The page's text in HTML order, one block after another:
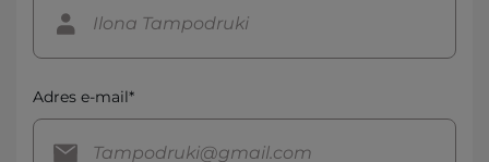
Adres e-mail*